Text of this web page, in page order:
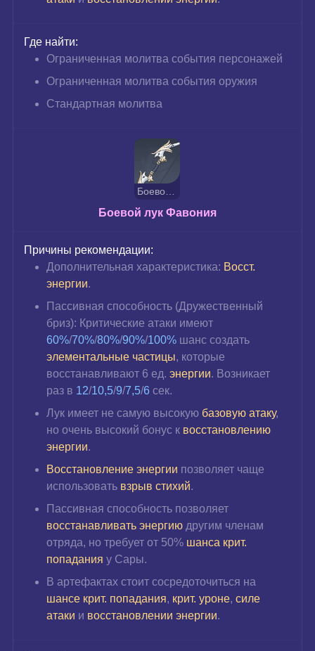
Где найти:
Ограниченная молитва события персонажей
Ограниченная молитва события оружия
Стандартная молитва
Боевой лук Фавония
Причины рекомендации:
Дополнительная характеристика: Восст.
энергии.
Пассивная способность (Дружественный
бриз): Критические атаки имеют
60%/70%/80%/90%/100% шанс создать
элементальные частицы, которые
восстанавливают 6 ед. энергии. Возникает
раз в 12/10,5/9/7,5/6 сек.
Лук имеет не самую высокую базовую атаку,
но очень высокий бонус к восстановлению
энергии.
Восстановление энергии позволяет чаще
использовать взрыв стихий.
Пассивная способность позволяет
восстанавливать энергию другим членам
отряда, но требует от 50% шанса крит.
попадания у Сары.
В артефактах стоит сосредоточиться на
шансе крит. попадания, крит. уроне, силе
атаки и восстановлении энергии.